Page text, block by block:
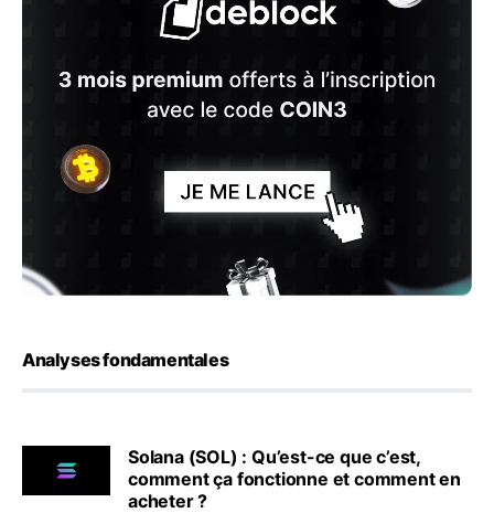
Analyses fondamentales
Solana (SOL) : Qu’est-ce que c’est,
comment ça fonctionne et comment en
acheter ?